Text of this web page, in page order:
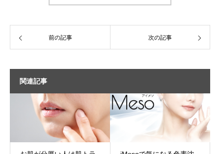
前の記事 次の記事
関連記事